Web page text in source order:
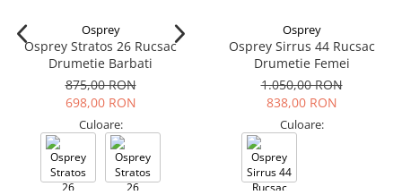
Osprey
Osprey Stratos 26 Rucsac
Drumetie Barbati
875,00 RON
698,00 RON
Culoare:
Osprey
Osprey Sirrus 44 Rucsac
Drumetie Femei
1.050,00 RON
838,00 RON
Culoare: